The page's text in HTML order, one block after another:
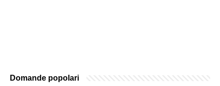
Domande popolari